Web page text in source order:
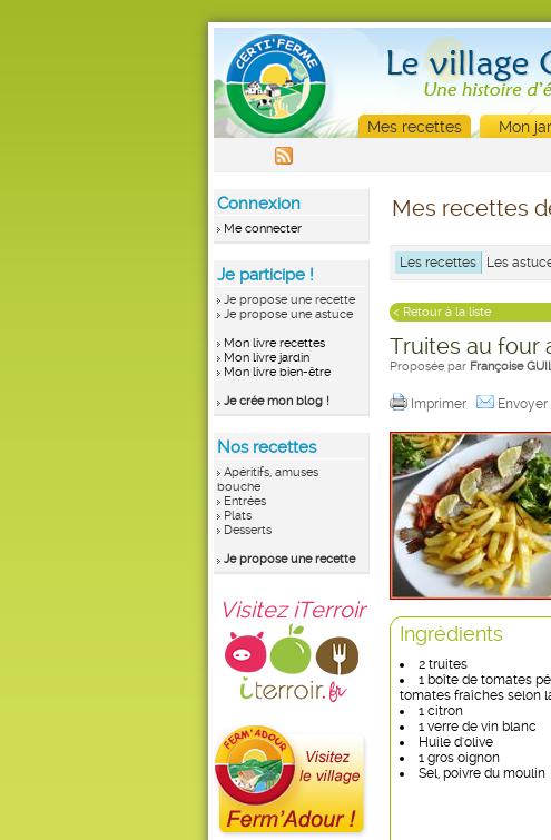
Mes recettes Mon
Connexion
Me connecter
Je participe !
Je propose une recette
Je propose une astuce
Mon livre recettes
Mon livre jardin
Mon livre bien-être
Je crée mon blog !
Nos recettes
Apéritifs, amuses
bouche
Entrées
Plats
Desserts
Je propose une recette
Visitez iTerroir
Mes recettes
Les recettes Les
< Retour à la liste
Truites au four
Proposée par Françoise
Imprimer Envoyer
Ingrédients
2 truites
1 boîte de tomates
tomates fraîches selon
1 citron
1 verre de vin blanc
Huile d'olive
1 gros oignon
Sel, poivre du moulin